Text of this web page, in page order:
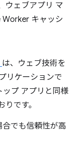
ウェブアプリ マ
キャッシ
は、ウェブ技術を
リケーションで
ップ アプリと同様
です。
でも信頼性が高